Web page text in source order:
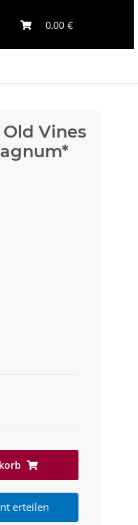
0,00 €
Vines
erteilen